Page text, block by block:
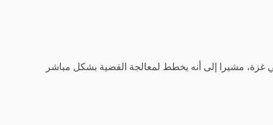
في غزة، مشيرا إلى أنه يخطط لمعالجة القضية بشكل مباشر